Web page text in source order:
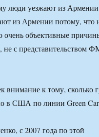
люди уезжают из
из Армении потому, что
очень объективные
не с представительством
внимание к тому, сколько
в США по линии Green
с 2007 года по этой